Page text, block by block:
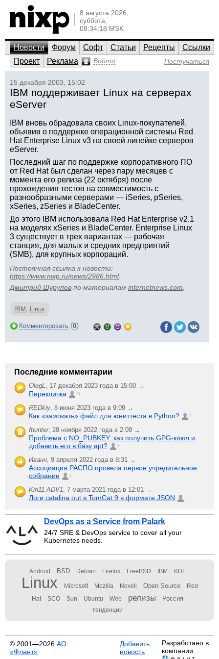
8 августа 2026,
суббота,
08:34:18 MSK
Новости Форум Софт Статьи Рецепты
Ссылки
Проект
Реклама Войти Постучаться
15 декабря 2003, 15:02
IBM поддерживает Linux на серверах
eServer
IBM вновь обрадовала своих Linux-покупателей,
объявив о поддержке операционной системы Red
Hat Enterprise Linux v3 на своей линейке серверов
eServer.
Последний шаг по поддержке корпоративного ПО
от Red Hat был сделан через пару месяцев с
момента его релиза (22 октября) после
прохождения тестов на совместимость с
разнообразными серверами — iSeries, pSeries,
xSeries, zSeries и BladeCenter.
До этого IBM использовала Red Hat Enterprise v2.1
на моделях xSeries и BladeCenter. Enterprise Linux
3 существует в трех вариантах — рабочая
станция, для малых и средних предприятий
(SMB), для крупных корпораций.
Постоянная ссылка к новости:
https://www.nixp.ru/news/2986.html.
Дмитрий Шурупов по материалам internetnews.com
IBM , Linux
Комментировать (0)
Последние комментарии
OlegL, 17 декабря 2023 года в 15:00 →
Перекличка 21
REDkiy, 8 июня 2023 года в 9:09 →
Как «замокать» файл для юниттеста в Python? 2
fhunter, 29 ноября 2022 года в 2:09 →
Проблема с NO_PUBKEY: как получить GPG-ключ и
добавить его в базу apt?
6
Иванн, 9 апреля 2022 года в 8:31 →
Ассоциация РАСПО провела первое учредительное
собрание
1
Kiri11.ADV1, 7 марта 2021 года в 12:01 →
Логи catalina.out в TomCat 9 в формате JSON 1
DevOps as a Service from Palark
24/7 SRE & DevOps service to cover all your
Kubernetes needs.
Android BSD Debian Firefox FreeBSD IBM KDE
Linux Microsoft Mozilla Novell Open Source Red
Hat SCO Sun Ubuntu Web релизы Россия
тенденции
© 2001—2026 АО
«Флант»
Добавить
новость
Разработано в
компании